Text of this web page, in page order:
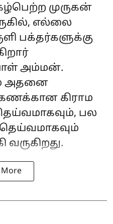
முருகன்
எல்லை
பக்தர்களுக்கு
அம்மன்.
அதனை
கிராம
பல
More